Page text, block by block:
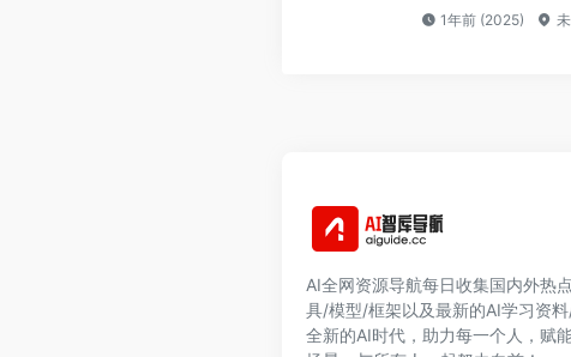
1年前 (2025)
AI全网资源导航每日收集国内外热
具/模型/框架以及最新的AI学习资
全新的AI时代，助力每一个人，赋